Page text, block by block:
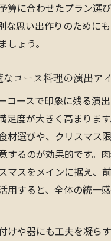
算に合わせたプラン選
な思い出作りのために
しょう。
コース料理の演出ア
コースで印象に残る演
足度が大きく高まります
材選びや、クリスマス
するのが効果的です。
マスをメインに据え、
用すると、全体の統一
けや器にも工夫を凝らす